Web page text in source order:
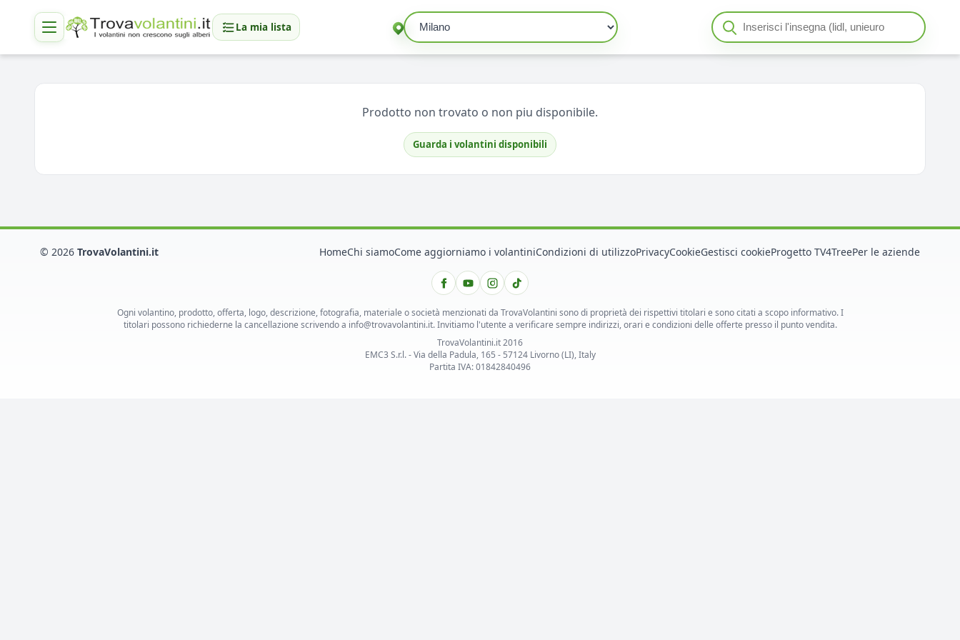
La mia lista Cerca insegna o negozio
Seleziona un'insegna
Prodotto non trovato o non piu disponibile.
Guarda i volantini disponibili
© 2026 TrovaVolantini.it HomeChi siamoCome aggiorniamo i volantiniCondizioni di utilizzoPrivacyCookieGestisci cookieProgetto TV4TreePer le aziende
Ogni volantino, prodotto, offerta, logo, descrizione, fotografia, materiale o società menzionati da TrovaVolantini sono di proprietà dei rispettivi titolari e sono citati a scopo informativo. I
titolari possono richiederne la cancellazione scrivendo a info@trovavolantini.it. Invitiamo l'utente a verificare sempre indirizzi, orari e condizioni delle offerte presso il punto vendita.
TrovaVolantini.it 2016
EMC3 S.r.l. - Via della Padula, 165 - 57124 Livorno (LI), Italy
Partita IVA: 01842840496